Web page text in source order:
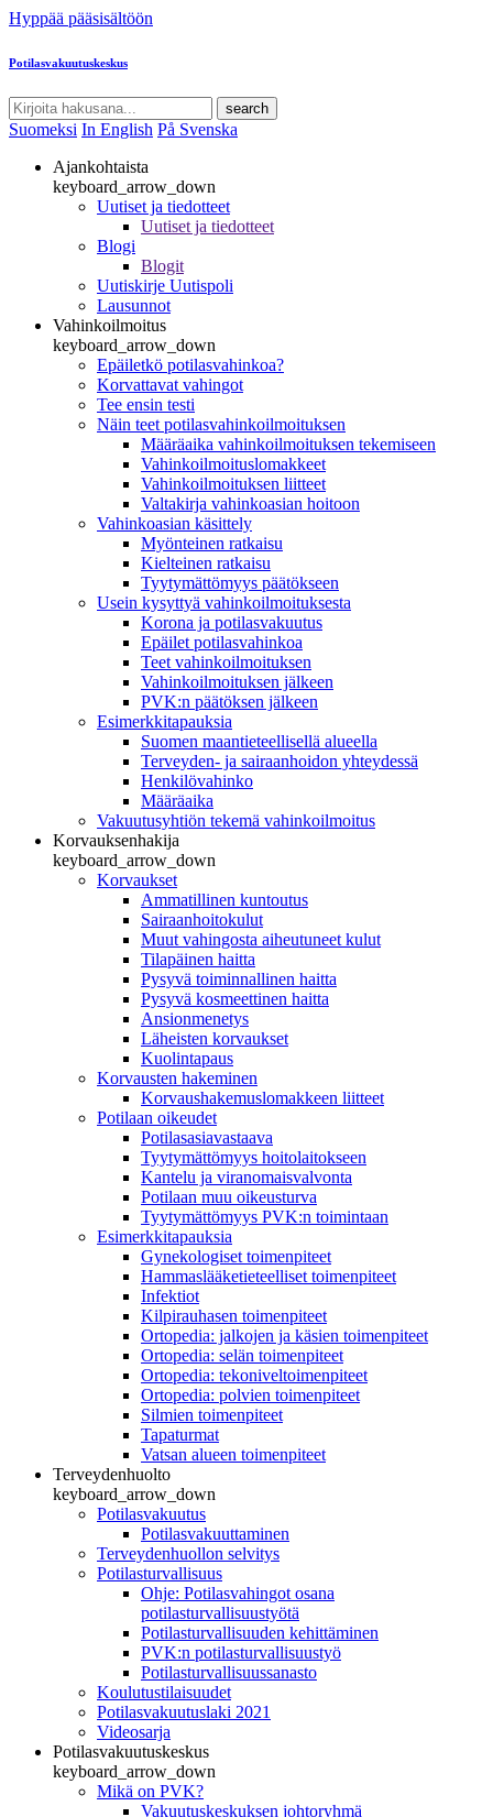
Hyppää pääsisältöön
Potilasvakuutuskeskus
search
Suomeksi In English På Svenska
Ajankohtaista
keyboard_arrow_down
Uutiset ja tiedotteet
Uutiset ja tiedotteet
Blogi
Blogit
Uutiskirje Uutispoli
Lausunnot
Vahinkoilmoitus
keyboard_arrow_down
Epäiletkö potilasvahinkoa?
Korvattavat vahingot
Tee ensin testi
Näin teet potilasvahinkoilmoituksen
Määräaika vahinkoilmoituksen tekemiseen
Vahinkoilmoituslomakkeet
Vahinkoilmoituksen liitteet
Valtakirja vahinkoasian hoitoon
Vahinkoasian käsittely
Myönteinen ratkaisu
Kielteinen ratkaisu
Tyytymättömyys päätökseen
Usein kysyttyä vahinkoilmoituksesta
Korona ja potilasvakuutus
Epäilet potilasvahinkoa
Teet vahinkoilmoituksen
Vahinkoilmoituksen jälkeen
PVK:n päätöksen jälkeen
Esimerkkitapauksia
Suomen maantieteellisellä alueella
Terveyden- ja sairaanhoidon yhteydessä
Henkilövahinko
Määräaika
Vakuutusyhtiön tekemä vahinkoilmoitus
Korvauksenhakija
keyboard_arrow_down
Korvaukset
Ammatillinen kuntoutus
Sairaanhoitokulut
Muut vahingosta aiheutuneet kulut
Tilapäinen haitta
Pysyvä toiminnallinen haitta
Pysyvä kosmeettinen haitta
Ansionmenetys
Läheisten korvaukset
Kuolintapaus
Korvausten hakeminen
Korvaushakemuslomakkeen liitteet
Potilaan oikeudet
Potilasasiavastaava
Tyytymättömyys hoitolaitokseen
Kantelu ja viranomaisvalvonta
Potilaan muu oikeusturva
Tyytymättömyys PVK:n toimintaan
Esimerkkitapauksia
Gynekologiset toimenpiteet
Hammaslääketieteelliset toimenpiteet
Infektiot
Kilpirauhasen toimenpiteet
Ortopedia: jalkojen ja käsien toimenpiteet
Ortopedia: selän toimenpiteet
Ortopedia: tekoniveltoimenpiteet
Ortopedia: polvien toimenpiteet
Silmien toimenpiteet
Tapaturmat
Vatsan alueen toimenpiteet
Terveydenhuolto
keyboard_arrow_down
Potilasvakuutus
Potilasvakuuttaminen
Terveydenhuollon selvitys
Potilasturvallisuus
Ohje: Potilasvahingot osana
potilasturvallisuustyötä
Potilasturvallisuuden kehittäminen
PVK:n potilasturvallisuustyö
Potilasturvallisuussanasto
Koulutustilaisuudet
Potilasvakuutuslaki 2021
Videosarja
Potilasvakuutuskeskus
keyboard_arrow_down
Mikä on PVK?
Vakuutuskeskuksen johtoryhmä